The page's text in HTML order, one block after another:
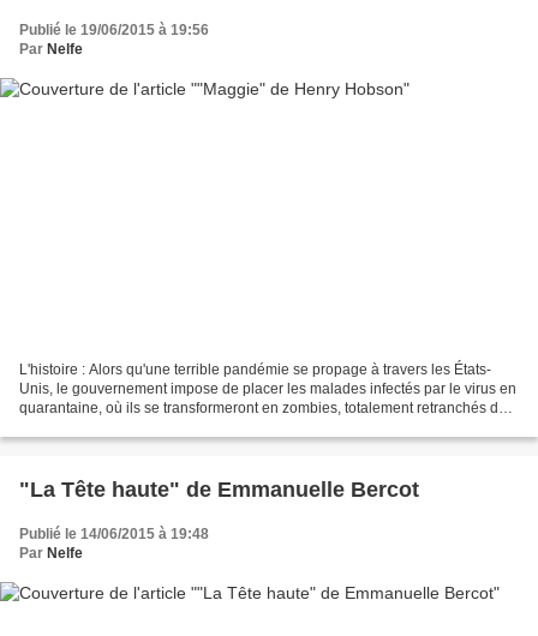
Publié le 19/06/2015 à 19:56
Par Nelfe
L'histoire : Alors qu'une terrible pandémie se propage à travers les États-
Unis, le gouvernement impose de placer les malades infectés par le virus en
quarantaine, où ils se transformeront en zombies, totalement retranchés du
"La Tête haute" de Emmanuelle Bercot
Publié le 14/06/2015 à 19:48
Par Nelfe